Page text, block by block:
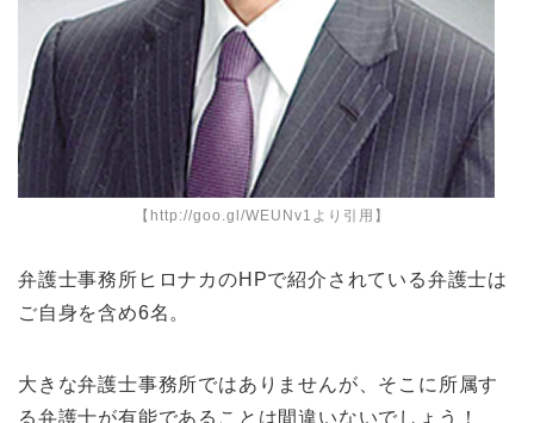
【http://goo.gl/WEUNv1より引用】
弁護士事務所ヒロナカのHPで紹介されている弁護士は
ご自身を含め6名。
大きな弁護士事務所ではありませんが、そこに所属す
る弁護士が有能であることは間違いないでしょう！